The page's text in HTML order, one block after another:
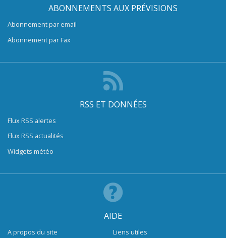
ABONNEMENTS AUX PRÉVISIONS
Abonnement par email
Abonnement par Fax
RSS ET DONNÉES
Flux RSS alertes
Flux RSS actualités
Widgets météo
AIDE
A propos du site Liens utiles